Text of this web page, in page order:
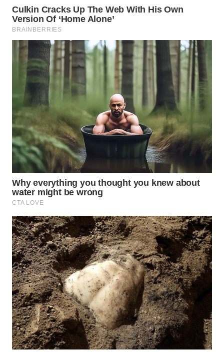
Wahana
Media
Group
WAHANA
NEWS
WAHANA
TANI
WAHANA
ADVOKAT
WAHANA
INFRASTRUKTUR
KONSUMEN
WAHANA
LISTRIK
WAHANA
TRAVEL
WAHANA
TV